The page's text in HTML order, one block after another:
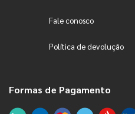
Fale conosco
Política de devolução
Formas de Pagamento